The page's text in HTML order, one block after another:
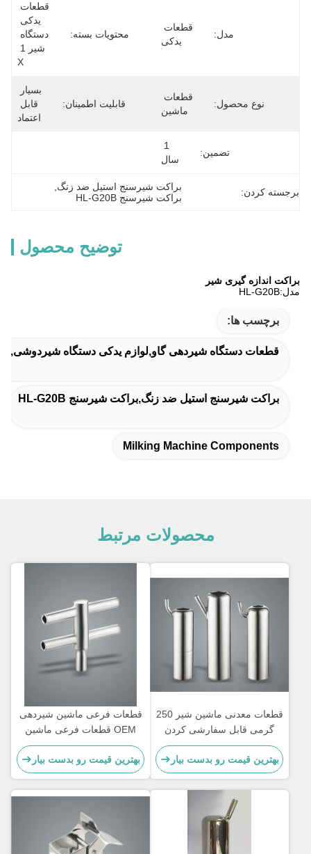
مدل:
یدکی
محتویات بسته:
X
نوع محصول:
ماشین
قابلیت اطمینان:
اعتماد
تضمین:
سال
برجسته کردن: براکت شیرسنج استیل ضد زنگ
براکت شیرسنج HL-G20B
توضیح محصول
براکت اندازه گیری شیر
مدل:HL-G20B
برچسب ها:
قطعات دستگاه شیردهی گاو,لوازم یدکی دستگاه
براکت شیرسنج استیل ضد زنگ,براکت شیرسنج HL-G20B
Milking Machine Components
محصولات مرتبط
قطعات معدنی ماشین شیر 250
گرمی قابل سفارشی کردن
برای بز
بهترین قیمت رو بدست بیار
قطعات فرعی ماشین شیردهی
OEM قطعات فرعی ماشین
شیردهی
بهترین قیمت رو بدست بیار